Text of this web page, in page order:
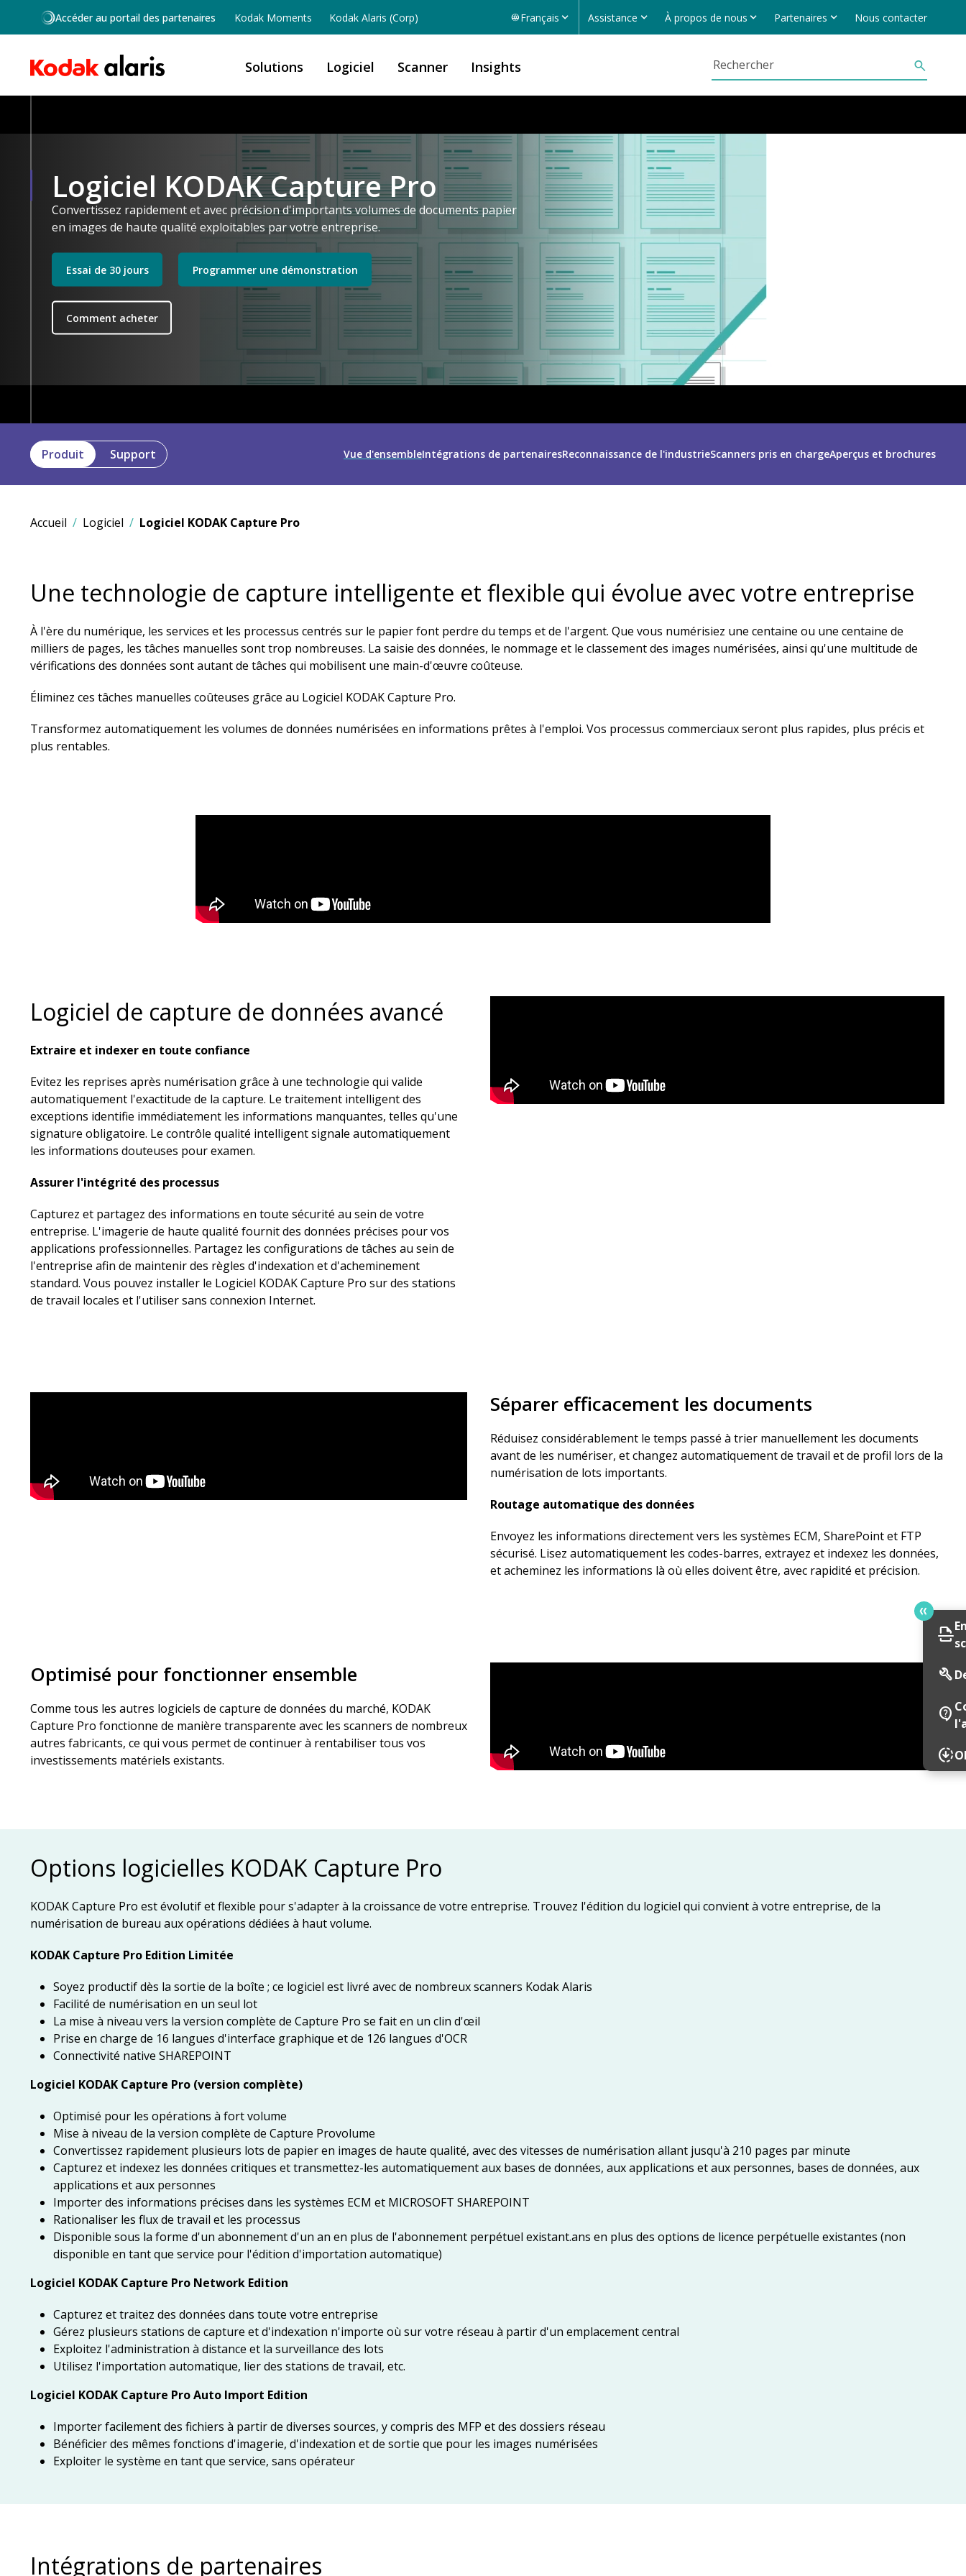
Skip to main content
Accéder au portail des partenaires Kodak Moments Kodak Alaris (Corp) Français Assistance À propos de nous Partenaires Nous contacter
Solutions Logiciel Scanner Insights
Logiciel KODAK Capture Pro
Convertissez rapidement et avec précision d'importants volumes de documents papier
en images de haute qualité exploitables par votre entreprise.
Essai de 30 jours Programmer une démonstration
Comment acheter
Produit Support Vue d'ensembleIntégrations de partenairesReconnaissance de l'industrieScanners pris en chargeAperçus et brochures
Accueil Logiciel Logiciel KODAK Capture Pro
Une technologie de capture intelligente et flexible qui évolue avec votre entreprise
À l'ère du numérique, les services et les processus centrés sur le papier font perdre du temps et de l'argent. Que vous numérisiez une centaine ou une centaine de
milliers de pages, les tâches manuelles sont trop nombreuses. La saisie des données, le nommage et le classement des images numérisées, ainsi qu'une multitude de
vérifications des données sont autant de tâches qui mobilisent une main-d'œuvre coûteuse.
Éliminez ces tâches manuelles coûteuses grâce au Logiciel KODAK Capture Pro.
Transformez automatiquement les volumes de données numérisées en informations prêtes à l'emploi. Vos processus commerciaux seront plus rapides, plus précis et
plus rentables.
Logiciel de capture de données avancé
Extraire et indexer en toute confiance
Evitez les reprises après numérisation grâce à une technologie qui valide
automatiquement l'exactitude de la capture. Le traitement intelligent des
exceptions identifie immédiatement les informations manquantes, telles qu'une
signature obligatoire. Le contrôle qualité intelligent signale automatiquement
les informations douteuses pour examen.
Assurer l'intégrité des processus
Capturez et partagez des informations en toute sécurité au sein de votre
entreprise. L'imagerie de haute qualité fournit des données précises pour vos
applications professionnelles. Partagez les configurations de tâches au sein de
l'entreprise afin de maintenir des règles d'indexation et d'acheminement
standard. Vous pouvez installer le Logiciel KODAK Capture Pro sur des stations
de travail locales et l'utiliser sans connexion Internet.
Séparer efficacement les documents
Réduisez considérablement le temps passé à trier manuellement les documents
avant de les numériser, et changez automatiquement de travail et de profil lors de la
numérisation de lots importants.
Routage automatique des données
Envoyez les informations directement vers les systèmes ECM, SharePoint et FTP
sécurisé. Lisez automatiquement les codes-barres, extrayez et indexez les données,
et acheminez les informations là où elles doivent être, avec rapidité et précision.
Optimisé pour fonctionner ensemble
Comme tous les autres logiciels de capture de données du marché, KODAK
Capture Pro fonctionne de manière transparente avec les scanners de nombreux
autres fabricants, ce qui vous permet de continuer à rentabiliser tous vos
investissements matériels existants.
Options logicielles KODAK Capture Pro
KODAK Capture Pro est évolutif et flexible pour s'adapter à la croissance de votre entreprise. Trouvez l'édition du logiciel qui convient à votre entreprise, de la
numérisation de bureau aux opérations dédiées à haut volume.
KODAK Capture Pro Edition Limitée
Soyez productif dès la sortie de la boîte ; ce logiciel est livré avec de nombreux scanners Kodak Alaris
Facilité de numérisation en un seul lot
La mise à niveau vers la version complète de Capture Pro se fait en un clin d'œil
Prise en charge de 16 langues d'interface graphique et de 126 langues d'OCR
Connectivité native SHAREPOINT
Logiciel KODAK Capture Pro (version complète)
Optimisé pour les opérations à fort volume
Mise à niveau de la version complète de Capture Provolume
Convertissez rapidement plusieurs lots de papier en images de haute qualité, avec des vitesses de numérisation allant jusqu'à 210 pages par minute
Capturez et indexez les données critiques et transmettez-les automatiquement aux bases de données, aux applications et aux personnes, bases de données, aux
applications et aux personnes
Importer des informations précises dans les systèmes ECM et MICROSOFT SHAREPOINT
Rationaliser les flux de travail et les processus
Disponible sous la forme d'un abonnement d'un an en plus de l'abonnement perpétuel existant.ans en plus des options de licence perpétuelle existantes (non
disponible en tant que service pour l'édition d'importation automatique)
Logiciel KODAK Capture Pro Network Edition
Capturez et traitez des données dans toute votre entreprise
Gérez plusieurs stations de capture et d'indexation n'importe où sur votre réseau à partir d'un emplacement central
Exploitez l'administration à distance et la surveillance des lots
Utilisez l'importation automatique, lier des stations de travail, etc.
Logiciel KODAK Capture Pro Auto Import Edition
Importer facilement des fichiers à partir de diverses sources, y compris des MFP et des dossiers réseau
Bénéficier des mêmes fonctions d'imagerie, d'indexation et de sortie que pour les images numérisées
Exploiter le système en tant que service, sans opérateur
Intégrations de partenaires
scan
build
contact_support
downloading